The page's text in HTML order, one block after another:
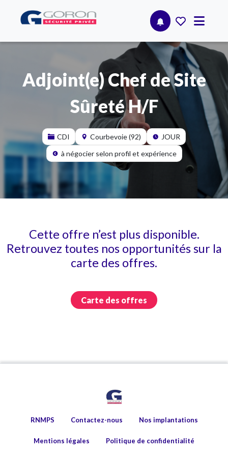
Adjoint(e) Chef de Site
Sûreté H/F
CDI Courbevoie (92)
JOUR
à négocier selon profil et expérience
Cette offre n’est plus disponible.
Retrouvez toutes nos opportunités sur la
carte des offres.
Carte des offres
RNMPS Contactez-nous Nos implantations
Mentions légales Politique de confidentialité